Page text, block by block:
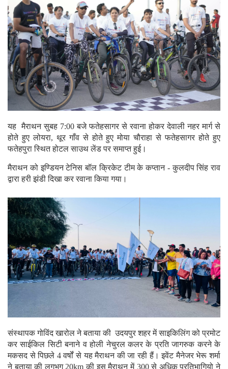
यह मैराथन सुबह 7:00 बजे फतेहसागर से रवाना होकर देवाली नहर मार्ग से
होते हुए लोयरा, थूर गाँव से होते हुए मोया चौराहा से फतेहसागर होते हुए
फतेहपुरा स्थित होटल साउथ लेंड पर समाप्त हुई।
मैराथन को इण्डियन टेनिस बॉल क्रिकेट टीम के कप्तान - कुलदीप सिंह राव
द्वारा हरी झंडी दिखा कर रवाना किया गया।
संस्थापक गोविंद खारोल ने बताया की उदयपुर शहर में साइकिलिंग को प्रमोट
कर साईकिल सिटी बनाने व होली नेचुरल कलर के प्रति जागरुक करने के
मकसद से पिछले 4 वर्षों से यह मैराथन की जा रही हैं। इवेंट मैनेजर भेरू शर्मा
ने बताया की लगभग 20km की इस मैराथन में 300 से अधिक प्रतिभागियो ने